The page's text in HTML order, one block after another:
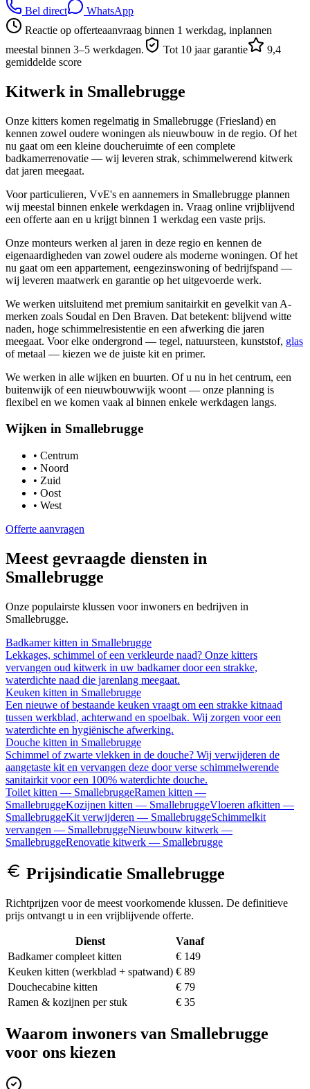
Bel direct
WhatsApp
Reactie op offerteaanvraag binnen 1 werkdag, inplannen
meestal binnen 3–5 werkdagen.
Tot 10 jaar garantie
9,4
gemiddelde score
Kitwerk in Smallebrugge
Onze kitters komen regelmatig in Smallebrugge (Friesland) en
kennen zowel oudere woningen als nieuwbouw in de regio. Of het
nu gaat om een kleine doucheruimte of een complete
badkamerrenovatie — wij leveren strak, schimmelwerend kitwerk
dat jaren meegaat.
Voor particulieren, VvE's en aannemers in Smallebrugge plannen
wij meestal binnen enkele werkdagen in. Vraag online vrijblijvend
een offerte aan en u krijgt binnen 1 werkdag een vaste prijs.
Onze monteurs werken al jaren in deze regio en kennen de
eigenaardigheden van zowel oudere als moderne woningen. Of het
nu gaat om een appartement, eengezinswoning of bedrijfspand —
wij leveren maatwerk en garantie op het uitgevoerde werk.
We werken uitsluitend met premium sanitairkit en gevelkit van A-
merken zoals Soudal en Den Braven. Dat betekent: blijvend witte
naden, hoge schimmelresistentie en een afwerking die jaren
meegaat. Voor elke ondergrond — tegel, natuursteen, kunststof, glas
of metaal — kiezen we de juiste kit en primer.
We werken in alle wijken en buurten. Of u nu in het centrum, een
buitenwijk of een nieuwbouwwijk woont — onze planning is
flexibel en we komen vaak al binnen enkele werkdagen langs.
Wijken in Smallebrugge
• Centrum
• Noord
• Zuid
• Oost
• West
Offerte aanvragen
Meest gevraagde diensten in
Smallebrugge
Onze populairste klussen voor inwoners en bedrijven in
Smallebrugge.
Badkamer kitten in Smallebrugge
Lekkages, schimmel of een verkleurde naad? Onze kitters
vervangen oud kitwerk in uw badkamer door een strakke,
waterdichte naad die jarenlang meegaat.
Keuken kitten in Smallebrugge
Een nieuwe of bestaande keuken vraagt om een strakke kitnaad
tussen werkblad, achterwand en spoelbak. Wij zorgen voor een
waterdichte en hygiënische afwerking.
Douche kitten in Smallebrugge
Schimmel of zwarte vlekken in de douche? Wij verwijderen de
aangetaste kit en vervangen deze door verse schimmelwerende
sanitairkit voor een 100% waterdichte douche.
Toilet kitten — SmallebruggeRamen kitten —
SmallebruggeKozijnen kitten — SmallebruggeVloeren afkitten —
SmallebruggeKit verwijderen — SmallebruggeSchimmelkit
vervangen — SmallebruggeNieuwbouw kitwerk —
SmallebruggeRenovatie kitwerk — Smallebrugge
Prijsindicatie Smallebrugge
Richtprijzen voor de meest voorkomende klussen. De definitieve
prijs ontvangt u in een vrijblijvende offerte.
Dienst
Vanaf
Badkamer compleet kitten
€ 149
Keuken kitten (werkblad + spatwand) € 89
Douchecabine kitten
€ 79
Ramen & kozijnen per stuk
€ 35
Waarom inwoners van Smallebrugge
voor ons kiezen